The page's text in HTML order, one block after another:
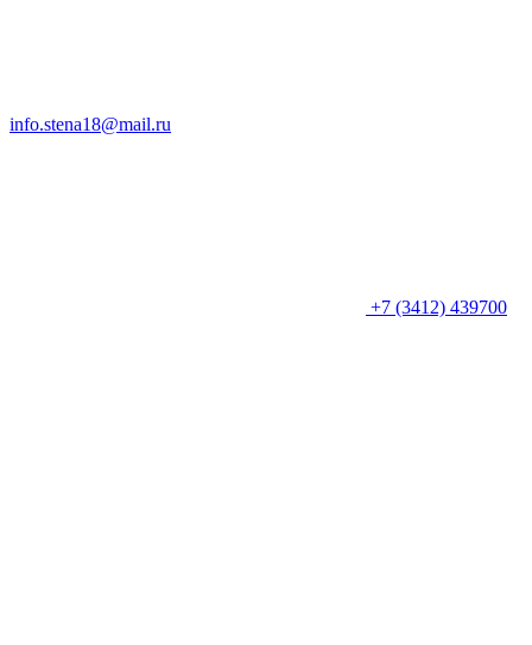
info.stena18@mail.ru
+7 (3412) 439700